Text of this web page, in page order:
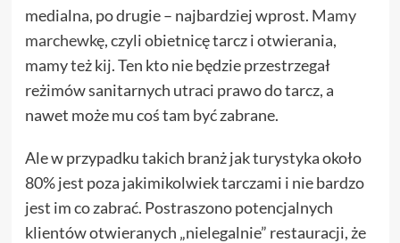
medialna, po drugie – najbardziej wprost. Mamy
marchewkę, czyli obietnicę tarcz i otwierania,
mamy też kij. Ten kto nie będzie przestrzegał
reżimów sanitarnych utraci prawo do tarcz, a
nawet może mu coś tam być zabrane.
Ale w przypadku takich branż jak turystyka około
80% jest poza jakimikolwiek tarczami i nie bardzo
jest im co zabrać. Postraszono potencjalnych
klientów otwieranych „nielegalnie” restauracji, że